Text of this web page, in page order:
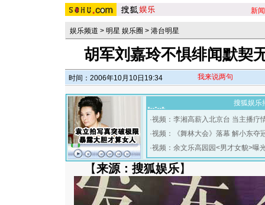
新闻
娱乐频道 > 明星 娱乐圈 > 港台明星
胡军刘嘉玲不惧绯闻默契
时间：2006年10月10日19:34 我来说两句
搜狐娱乐
·视频：李湘高薪入北京台 当主播疗
·视频：《舞林大会》落幕 解小东夺
·视频：余文乐高园园<男才女貌>曝
【来源：搜狐娱乐】